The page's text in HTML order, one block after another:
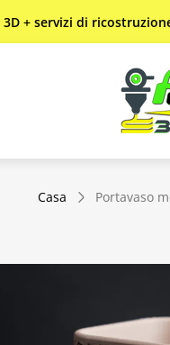
+ servizi di
Logo
del
negozio"
Casa Portavaso